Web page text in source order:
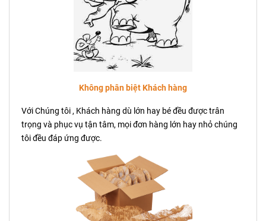
Không phân biệt Khách hàng
Với Chúng tôi , Khách hàng dù lớn hay bé đều được trân
trọng và phục vụ tận tâm, mọi đơn hàng lớn hay nhỏ chúng
tôi đều đáp ứng được.